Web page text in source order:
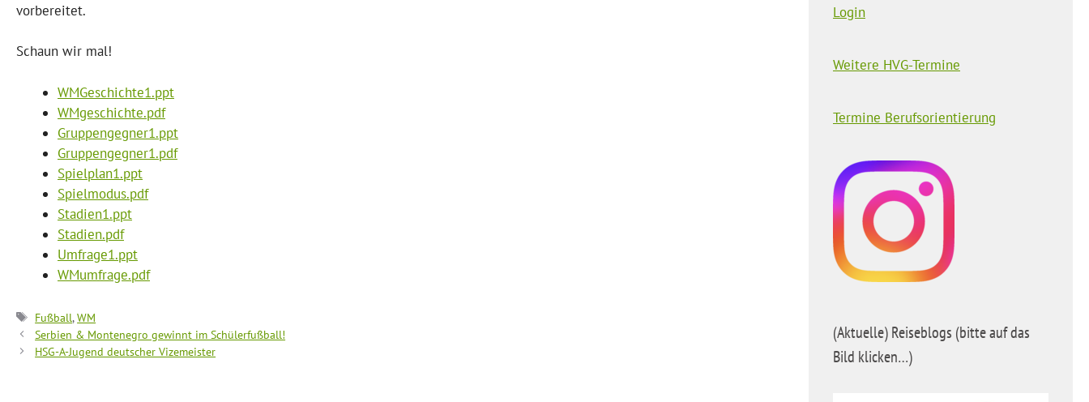
vorbereitet.
Schaun wir mal!
WMGeschichte1.ppt
WMgeschichte.pdf
Gruppengegner1.ppt
Gruppengegner1.pdf
Spielplan1.ppt
Spielmodus.pdf
Stadien1.ppt
Stadien.pdf
Umfrage1.ppt
WMumfrage.pdf
Schlagwörter
Fußball,WM
Serbien & Montenegro gewinnt im Schülerfußball!
HSG-A-Jugend deutscher Vizemeister
Login
Weitere HVG-Termine
Termine Berufsorientierung
(Aktuelle) Reiseblogs (bitte auf das
Bild klicken…)